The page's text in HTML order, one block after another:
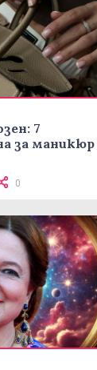
7
за маникюр
0